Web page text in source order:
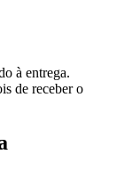
à entrega.
de receber o